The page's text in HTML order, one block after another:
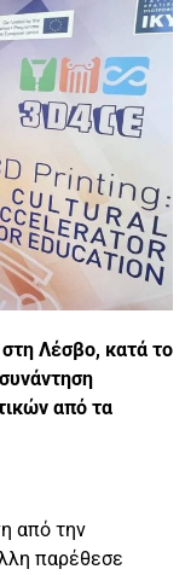
Λέσβο, κατά το
από τα
από την
παρέθεσε